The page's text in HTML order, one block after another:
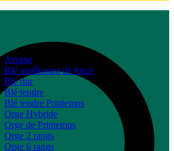
Avoine
Blé améliorant de force
Blé dur
Blé tendre
Blé tendre Printemps
Orge Hybride
Orge de Printemps
Orge 2 rangs
Orge 6 rangs